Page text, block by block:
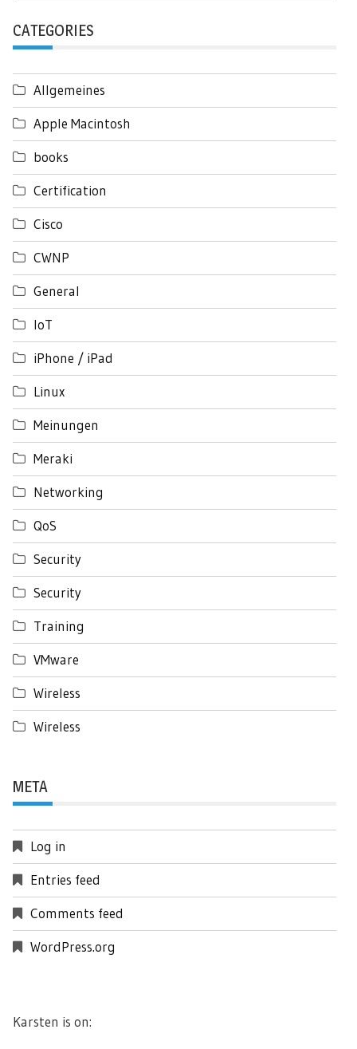
CATEGORIES
Allgemeines
Apple Macintosh
books
Certification
Cisco
CWNP
General
IoT
iPhone / iPad
Linux
Meinungen
Meraki
Networking
QoS
Security
Security
Training
VMware
Wireless
Wireless
META
Log in
Entries feed
Comments feed
WordPress.org
Karsten is on: